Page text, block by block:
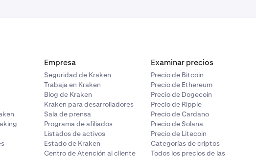
Empresa
Seguridad de Kraken
Trabaja en Kraken
Blog de Kraken
Kraken para desarrolladores
Sala de prensa
Programa de afiliados
Listados de activos
Estado de Kraken
Centro de Atención al cliente
Examinar precios
Precio de Bitcoin
Precio de Ethereum
Precio de Dogecoin
Precio de Ripple
Precio de Cardano
Precio de Solana
Precio de Litecoin
Categorías de criptos
Todos los precios de las